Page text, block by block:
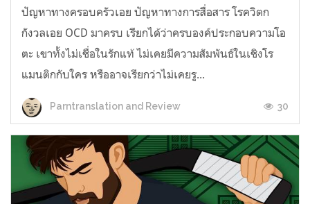
ปัญหาทางครอบครัวเอย ปัญหาทางการสื่อสาร โรควิตก
กังวลเอย OCD มาครบ เรียกได้ว่าครบองค์ประกอบความโอ
ตะ เขาทั้งไม่เชื่อในรักแท้ ไม่เคยมีความสัมพันธ์ในเชิงโร
แมนติกกับใคร หรืออาจเรียกว่าไม่เคยรู...
Parntranslation and Review 30